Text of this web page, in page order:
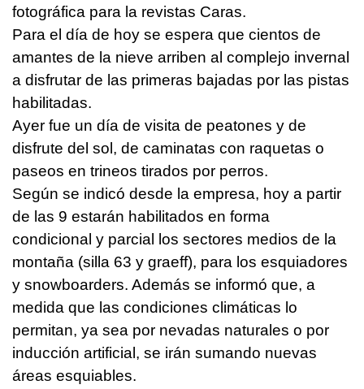
fotográfica para la revistas Caras.
Para el día de hoy se espera que cientos de
amantes de la nieve arriben al complejo invernal
a disfrutar de las primeras bajadas por las pistas
habilitadas.
Ayer fue un día de visita de peatones y de
disfrute del sol, de caminatas con raquetas o
paseos en trineos tirados por perros.
Según se indicó desde la empresa, hoy a partir
de las 9 estarán habilitados en forma
condicional y parcial los sectores medios de la
montaña (silla 63 y graeff), para los esquiadores
y snowboarders. Además se informó que, a
medida que las condiciones climáticas lo
permitan, ya sea por nevadas naturales o por
inducción artificial, se irán sumando nuevas
áreas esquiables.